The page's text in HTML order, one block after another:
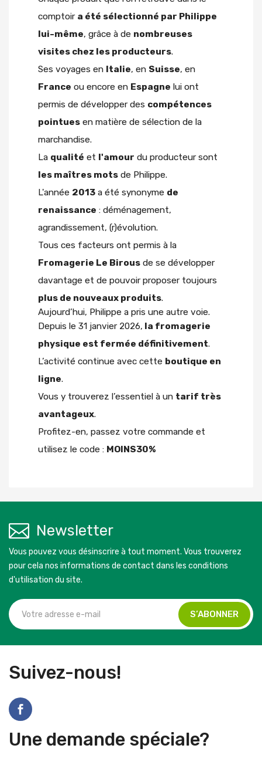
comptoir a été sélectionné par Philippe
lui-même, grâce à de nombreuses
visites chez les producteurs.
Ses voyages en Italie, en Suisse, en
France ou encore en Espagne lui ont
permis de développer des compétences
pointues en matière de sélection de la
marchandise.
La qualité et l'amour du producteur sont
les maîtres mots de Philippe.
L'année 2013 a été synonyme de
renaissance : déménagement,
agrandissement, (r)évolution.
Tous ces facteurs ont permis à la
Fromagerie Le Birous de se développer
davantage et de pouvoir proposer toujours
plus de nouveaux produits.
Aujourd’hui, Philippe a pris une autre voie.
Depuis le 31 janvier 2026, la fromagerie
physique est fermée définitivement.
L’activité continue avec cette boutique en
ligne.
Vous y trouverez l’essentiel à un tarif très
avantageux.
Profitez-en, passez votre commande et
utilisez le code : MOINS30%
Newsletter
Vous pouvez vous désinscrire à tout moment. Vous trouverez
pour cela nos informations de contact dans les conditions
d'utilisation du site.
Suivez-nous!
Une demande spéciale?